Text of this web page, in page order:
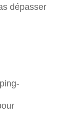
dépasser